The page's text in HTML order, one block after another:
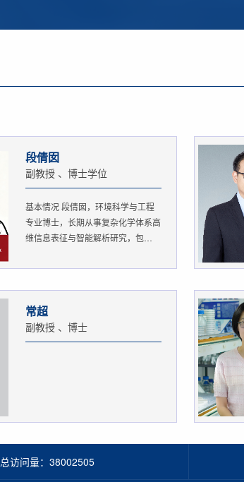
段倩囡
副教授 、博士学位
基本情况 段倩囡，环境科学与工程
专业博士，长期从事复杂化学体系高
维信息表征与智能解析研究，包
常超
副教授 、博士
总访问量： 38002505